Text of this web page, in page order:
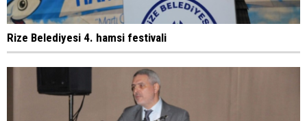
Rize Belediyesi 4. hamsi festivali